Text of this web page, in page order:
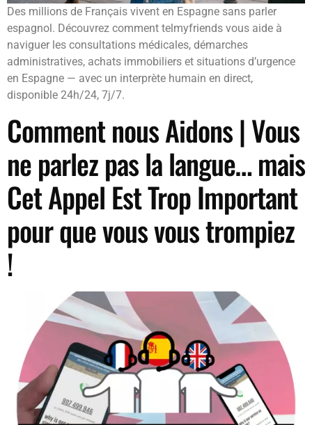
Des millions de Français vivent en Espagne sans parler
espagnol. Découvrez comment telmyfriends vous aide à
naviguer les consultations médicales, démarches
administratives, achats immobiliers et situations d’urgence
en Espagne — avec un interprète humain en direct,
disponible 24h/24, 7j/7.
Comment nous Aidons | Vous
ne parlez pas la langue… mais
Cet Appel Est Trop Important
pour que vous vous trompiez
!